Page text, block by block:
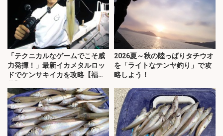
「テクニカルなゲームでこそ威
力発揮！」最新イカメタルロッ
ドでケンサキイカを攻略【福
2026夏～秋の陸っぱりタチウオ
を「ライトなテンヤ釣り」で攻
略しよう！